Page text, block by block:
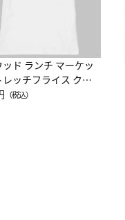
ド ランチ マーケッ
レッチフライス クル
別注半袖Ｔシャツ
（税込）